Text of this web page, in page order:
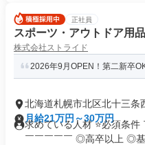
正社員
スポーツ・アウトドア用
株式会社ストライド
2026年9月OPEN！第二新卒
北海道札幌市北区北十三条
月給21万円～30万円
求めている人材 ⭐必須条
￣￣￣￣￣ ◎高卒以上 ◎基